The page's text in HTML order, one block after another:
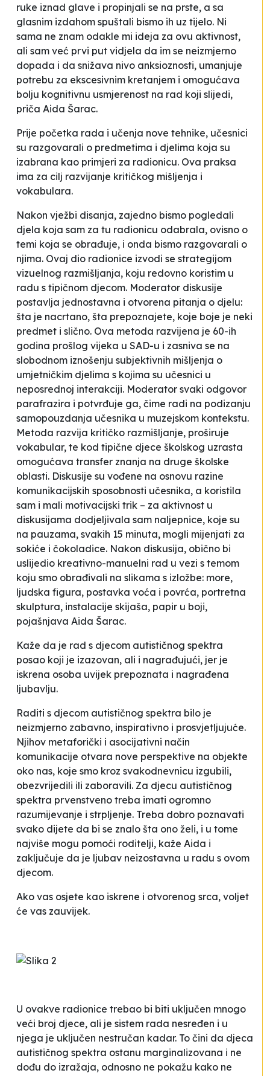
ruke iznad glave i propinjali se na prste, a sa
glasnim izdahom spuštali bismo ih uz tijelo. Ni
sama ne znam odakle mi ideja za ovu aktivnost,
ali sam već prvi put vidjela da im se neizmjerno
dopada i da snižava nivo anksioznosti, umanjuje
potrebu za ekscesivnim kretanjem i omogućava
bolju kognitivnu usmjerenost na rad koji slijedi,
priča Aida Šarac.
Prije početka rada i učenja nove tehnike, učesnici
su razgovarali o predmetima i djelima koja su
izabrana kao primjeri za radionicu. Ova praksa
ima za cilj razvijanje kritičkog mišljenja i
vokabulara.
Nakon vježbi disanja, zajedno bismo pogledali
djela koja sam za tu radionicu odabrala, ovisno o
temi koja se obrađuje, i onda bismo razgovarali o
njima. Ovaj dio radionice izvodi se strategijom
vizuelnog razmišljanja, koju redovno koristim u
radu s tipičnom djecom. Moderator diskusije
postavlja jednostavna i otvorena pitanja o djelu:
šta je nacrtano, šta prepoznajete, koje boje je neki
predmet i slično. Ova metoda razvijena je 60-ih
godina prošlog vijeka u SAD-u i zasniva se na
slobodnom iznošenju subjektivnih mišljenja o
umjetničkim djelima s kojima su učesnici u
neposrednoj interakciji. Moderator svaki odgovor
parafrazira i potvrđuje ga, čime radi na podizanju
samopouzdanja učesnika u muzejskom kontekstu.
Metoda razvija kritičko razmišljanje, proširuje
vokabular, te kod tipične djece školskog uzrasta
omogućava transfer znanja na druge školske
oblasti. Diskusije su vođene na osnovu razine
komunikacijskih sposobnosti učesnika, a koristila
sam i mali motivacijski trik – za aktivnost u
diskusijama dodjeljivala sam naljepnice, koje su
na pauzama, svakih 15 minuta, mogli mijenjati za
sokiće i čokoladice. Nakon diskusija, obično bi
uslijedio kreativno-manuelni rad u vezi s temom
koju smo obrađivali na slikama s izložbe: more,
ljudska figura, postavka voća i povrća, portretna
skulptura, instalacije skijaša, papir u boji,
pojašnjava Aida Šarac.
Kaže da je rad s djecom autističnog spektra
posao koji je izazovan, ali i nagrađujući, jer je
iskrena osoba uvijek prepoznata i nagrađena
ljubavlju.
Raditi s djecom autističnog spektra bilo je
neizmjerno zabavno, inspirativno i prosvjetljujuće.
Njihov metaforički i asocijativni način
komunikacije otvara nove perspektive na objekte
oko nas, koje smo kroz svakodnevnicu izgubili,
obezvrijedili ili zaboravili. Za djecu autističnog
spektra prvenstveno treba imati ogromno
razumijevanje i strpljenje. Treba dobro poznavati
svako dijete da bi se znalo šta ono želi, i u tome
najviše mogu pomoći roditelji, kaže Aida i
zaključuje da je ljubav neizostavna u radu s ovom
djecom.
Ako vas osjete kao iskrene i otvorenog srca, voljet
će vas zauvijek.
U ovakve radionice trebao bi biti uključen mnogo
veći broj djece, ali je sistem rada nesređen i u
njega je uključen nestručan kadar. To čini da djeca
autističnog spektra ostanu marginalizovana i ne
dođu do izražaja, odnosno ne pokažu kako ne